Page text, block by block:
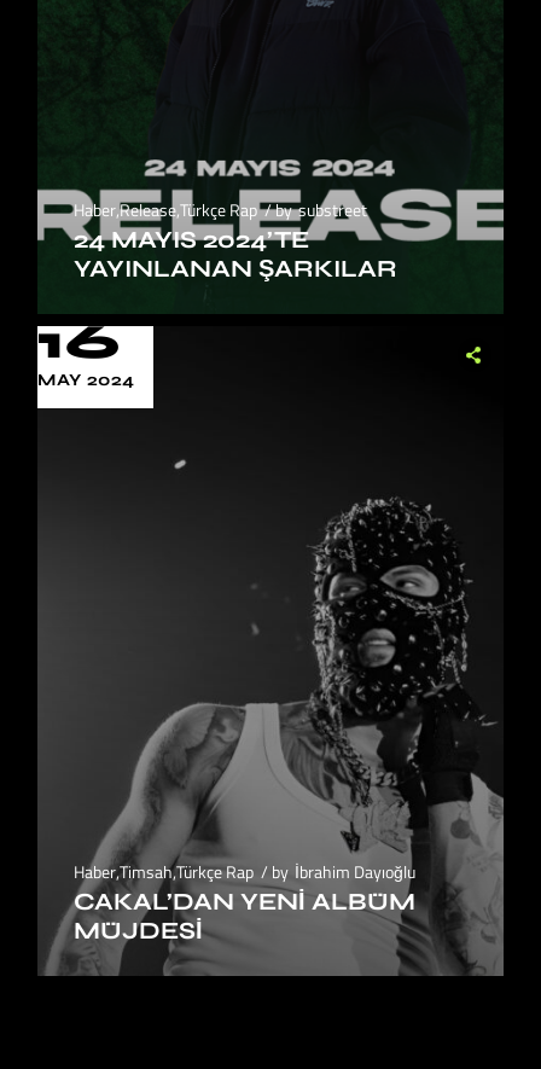
Haber,Release,Türkçe Rap by substreet
24 MAYIS 2024’TE
YAYINLANAN ŞARKILAR
16
MAY 2024
Haber,Timsah,Türkçe Rap by İbrahim Dayıoğlu
CAKAL’DAN YENI ALBÜM
MÜJDESI